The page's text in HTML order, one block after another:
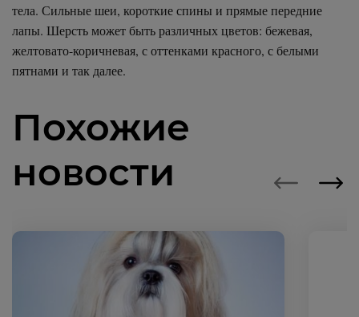
тела. Сильные шеи, короткие спины и прямые передние
лапы. Шерсть может быть различных цветов: бежевая,
желтовато-коричневая, с оттенками красного, с белыми
пятнами и так далее.
Похожие
новости